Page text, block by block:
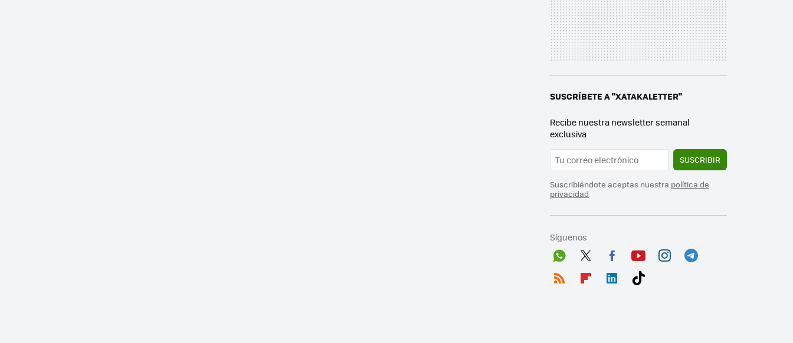
SUSCRÍBETE A "XATAKALETTER"
Recibe nuestra newsletter semanal
exclusiva
SUSCRIBIR
Suscribiéndote aceptas nuestra política de
privacidad
Síguenos
Wh
Twit
Fac
You